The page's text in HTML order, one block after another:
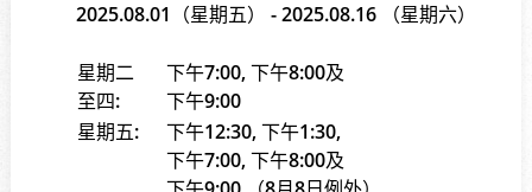
2025.08.01（星期五） - 2025.08.16 （星期六）
星期二
至四:
下午7:00, 下午8:00及
下午9:00
星期五:
下午12:30, 下午1:30,
下午7:00, 下午8:00及